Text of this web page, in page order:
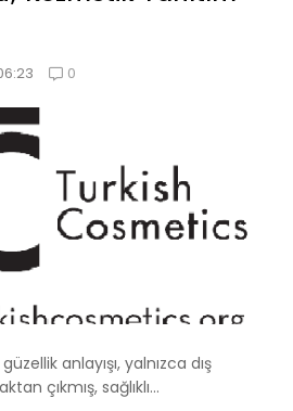
0
anlayışı, yalnızca dış
çıkmış, sağlıklı...